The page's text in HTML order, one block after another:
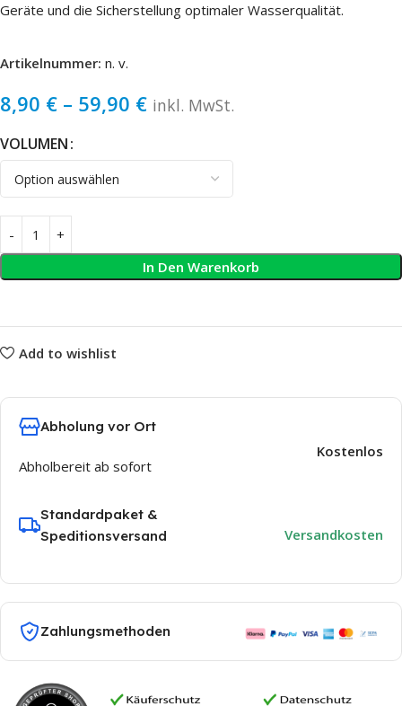
Geräte und die Sicherstellung optimaler Wasserqualität.
Artikelnummer: n. v.
8,90 € – 59,90 € inkl. MwSt.
VOLUMEN
In Den Warenkorb
Add to wishlist
Abholung vor Ort
Abholbereit ab sofort
Kostenlos
Standardpaket &
Speditionsversand
Versandkosten
Zahlungsmethoden